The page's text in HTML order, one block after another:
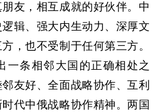
友，相互成就的好伙伴。中
辑、强大内生动力、深厚文
，也不受制于任何第三方。
一条相邻大国的正确相处之
友好、全面战略协作、互利
代中俄战略协作精神。两国